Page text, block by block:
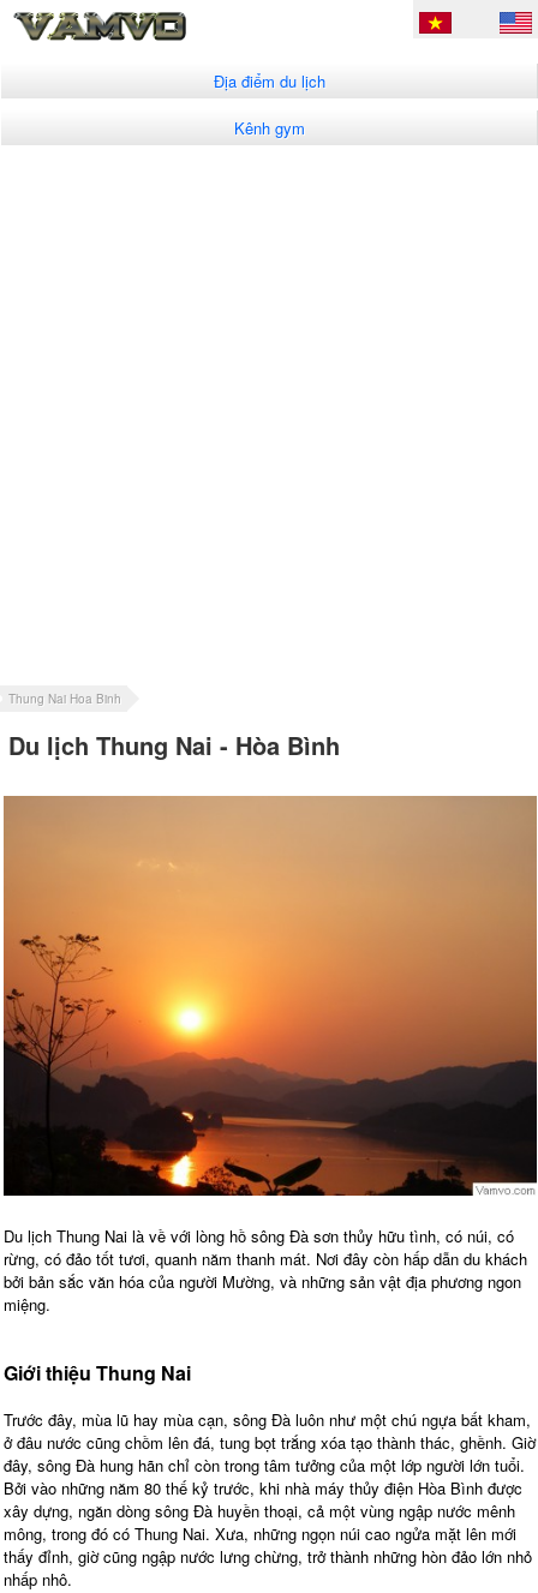
Địa điểm du lịch
Kênh gym
Thung Nai Hoa Binh
Du lịch Thung Nai - Hòa Bình
Du lịch Thung Nai là về với lòng hồ sông Đà sơn thủy hữu tình, có núi, có
rừng, có đảo tốt tươi, quanh năm thanh mát. Nơi đây còn hấp dẫn du khách
bởi bản sắc văn hóa của người Mường, và những sản vật địa phương ngon
miệng.
Giới thiệu Thung Nai
Trước đây, mùa lũ hay mùa cạn, sông Đà luôn như một chú ngựa bất kham,
ở đâu nước cũng chồm lên đá, tung bọt trắng xóa tạo thành thác, ghềnh. Giờ
đây, sông Đà hung hãn chỉ còn trong tâm tưởng của một lớp người lớn tuổi.
Bởi vào những năm 80 thế kỷ trước, khi nhà máy thủy điện Hòa Bình được
xây dựng, ngăn dòng sông Đà huyền thoại, cả một vùng ngập nước mênh
mông, trong đó có Thung Nai. Xưa, những ngọn núi cao ngửa mặt lên mới
thấy đỉnh, giờ cũng ngập nước lưng chừng, trở thành những hòn đảo lớn nhỏ
nhấp nhô.